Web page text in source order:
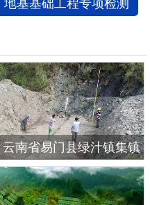
地基基础工程专项检测
云南省易门县绿汁镇集镇
区泥石流灾害治理工程施
工招标1标段